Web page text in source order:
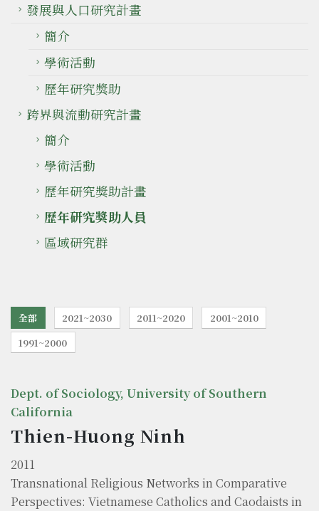
發展與人口研究計畫
簡介
學術活動
歷年研究獎助
跨界與流動研究計畫
簡介
學術活動
歷年研究獎助計畫
歷年研究獎助人員
區域研究群
全部 2021~2030 2011~2020
2001~2010
1991~2000
Dept. of Sociology, University of Southern
California
Thien-Huong Ninh
2011
Transnational Religious Networks in Comparative
Perspectives: Vietnamese Catholics and Caodaists in